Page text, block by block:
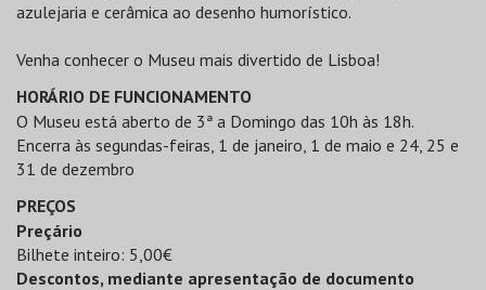
azulejaria e cerâmica ao desenho humorístico.
Venha conhecer o Museu mais divertido de Lisboa!
HORÁRIO DE FUNCIONAMENTO
O Museu está aberto de 3ª a Domingo das 10h às 18h.
Encerra às segundas-feiras, 1 de janeiro, 1 de maio e 24, 25 e
31 de dezembro
PREÇOS
Preçário
Bilhete inteiro: 5,00€
Descontos, mediante apresentação de documento